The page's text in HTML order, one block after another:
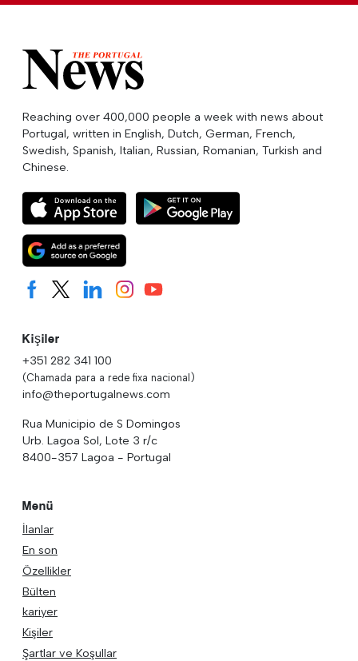
Reaching over 400,000 people a week with news about
Portugal, written in English, Dutch, German, French,
Swedish, Spanish, Italian, Russian, Romanian, Turkish and
Chinese.
Kişiler
+351 282 341 100
(Chamada para a rede fixa nacional)
info@theportugalnews.com
Rua Municipio de S Domingos
Urb. Lagoa Sol, Lote 3 r/c
8400-357 Lagoa - Portugal
Menü
İlanlar
En son
Özellikler
Bülten
kariyer
Kişiler
Şartlar ve Koşullar